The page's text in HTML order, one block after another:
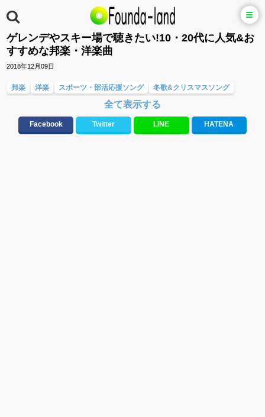
ゲレンデやスキー場で聴きたい!10・20代に人気&お
すすめな邦楽・洋楽曲
2018年12月09日
邦楽 洋楽 スポーツ・部活応援ソング 冬歌&クリスマスソング
テンションが上がる歌&盛り上がる曲 メロディ・曲の雰囲気別
人気曲&おすすめ
全て表示する
Facebook Twitter LINE HATENA